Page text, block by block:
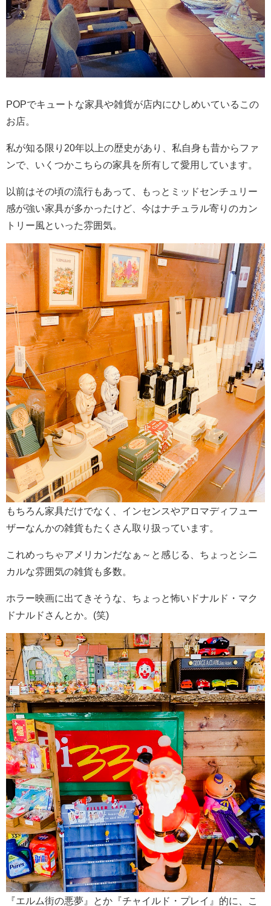
POPでキュートな家具や雑貨が店内にひしめいているこの
お店。
私が知る限り20年以上の歴史があり、私自身も昔からファ
ンで、いくつかこちらの家具を所有して愛用しています。
以前はその頃の流行もあって、もっとミッドセンチュリー
感が強い家具が多かったけど、今はナチュラル寄りのカン
トリー風といった雰囲気。
もちろん家具だけでなく、インセンスやアロマディフュー
ザーなんかの雑貨もたくさん取り扱っています。
これめっちゃアメリカンだなぁ～と感じる、ちょっとシニ
カルな雰囲気の雑貨も多数。
ホラー映画に出てきそうな、ちょっと怖いドナルド・マク
ドナルドさんとか。(笑)
『エルム街の悪夢』とか『チャイルド・プレイ』的に、こ